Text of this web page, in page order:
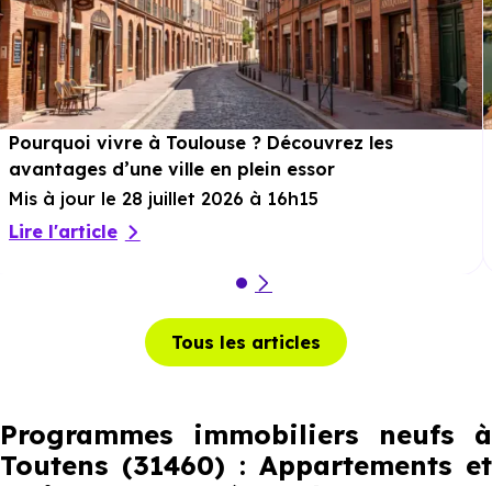
Pourquoi vivre à Toulouse ? Découvrez les
avantages d’une ville en plein essor
Mis à jour le 28 juillet 2026 à 16h15
Lire l'article
Tous les articles
Programmes immobiliers neufs à
Toutens (31460) : Appartements et